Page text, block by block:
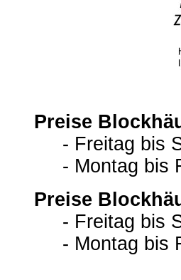
Preise
- Freitag bis
- Montag bis
Preise
- Freitag bis
- Montag bis